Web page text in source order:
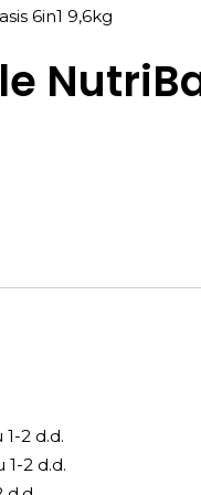
2 d.d.
2 d.d.